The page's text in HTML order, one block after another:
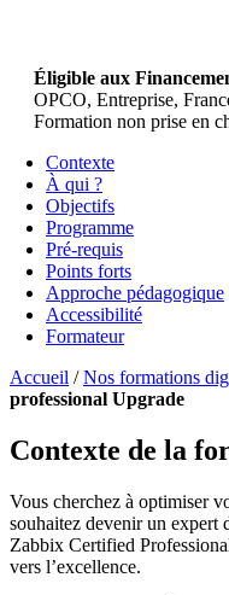
Éligible aux
OPCO, Entreprise,
Formation non prise en
Contexte
À qui ?
Objectifs
Programme
Pré-requis
Points forts
Approche pédagogique
Accessibilité
Formateur
Accueil /Nos formations
professional Upgrade
Contexte de la
Vous cherchez à optimiser
souhaitez devenir un expert
Zabbix Certified
vers l’excellence.